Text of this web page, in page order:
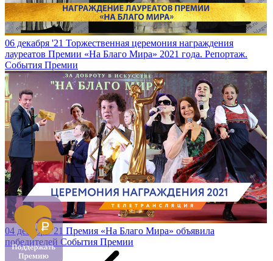
06 декабря '21 Торжественная церемония награждения
лауреатов Премии «На Благо Мира» 2021 года. Репортаж.
События Премии
04 декабря '21 Премия «На Благо Мира» объявила
победителей События Премии